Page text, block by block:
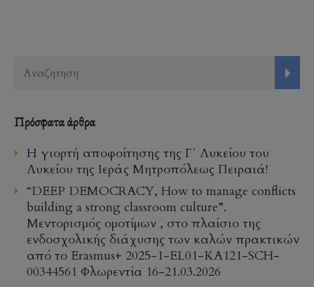
Πρόσφατα άρθρα
Η γιορτή αποφοίτησης της Γ΄ Λυκείου του
Λυκείου της Ιεράς Μητροπόλεως Πειραιά!
“DEEP DEMOCRACY, How to manage conflicts
building a strong classroom culture”.
Μεντορισμός ομοτίμων , στο πλαίσιο της
ενδοσχολικής διάχυσης των καλών πρακτικών
από το Erasmus+ 2025-1-EL01-KA121-SCH-
00344561 Φλωρεντία 16-21.03.2026